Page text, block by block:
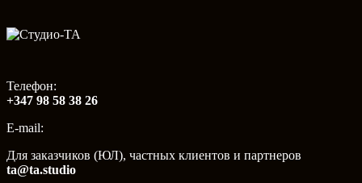
Телефон:
+347 98 58 38 26
E-mail:
Для заказчиков (ЮЛ), частных клиентов и партнеров
ta@ta.studio